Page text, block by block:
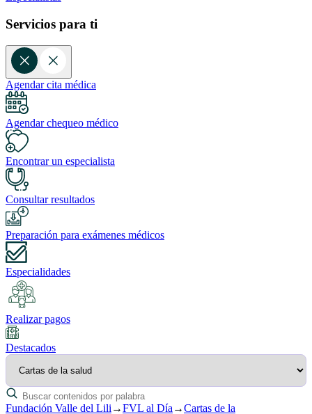
Servicios para ti
Agendar cita médica
Agendar chequeo médico
Encontrar un especialista
Consultar resultados
Preparación para exámenes médicos
Especialidades
Realizar pagos
Destacados
Fundación Valle del Lili →FVL al Día →Cartas de la